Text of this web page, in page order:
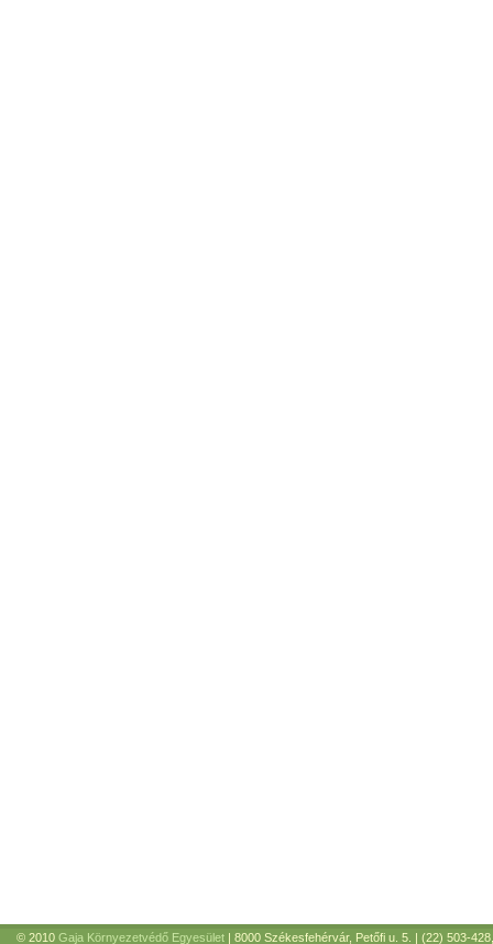
© 2010 Gaja Környezetvédő Egyesület | 8000 Székesfehérvár, Petőfi u. 5. | (22) 503-